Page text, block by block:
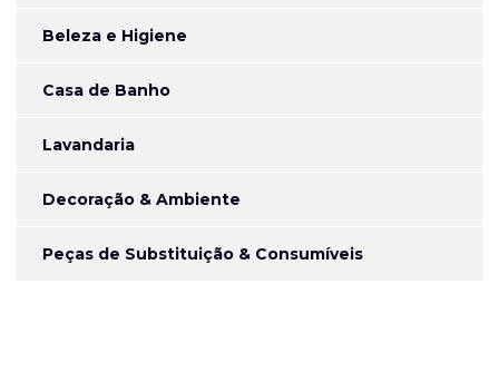
Beleza e Higiene
Casa de Banho
Lavandaria
Decoração & Ambiente
Peças de Substituição & Consumíveis